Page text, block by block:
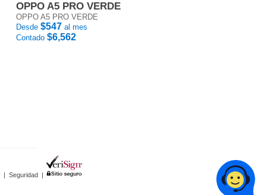
OPPO A5 PRO VERDE
OPPO A5 PRO VERDE
Desde $547 al mes
Contado $6,562
| Seguridad |